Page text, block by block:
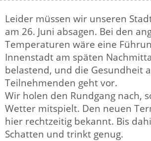
Leider müssen wir unseren
am 26. Juni absagen. Bei den
Temperaturen wäre eine
Innenstadt am späten
belastend, und die Gesundheit
Teilnehmenden geht vor.
Wir holen den Rundgang nach,
Wetter mitspielt. Den neuen
hier rechtzeitig bekannt. Bis
Schatten und trinkt genug.